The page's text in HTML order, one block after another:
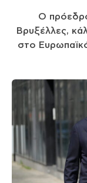
Ο
Βρυξέλλες,
στο